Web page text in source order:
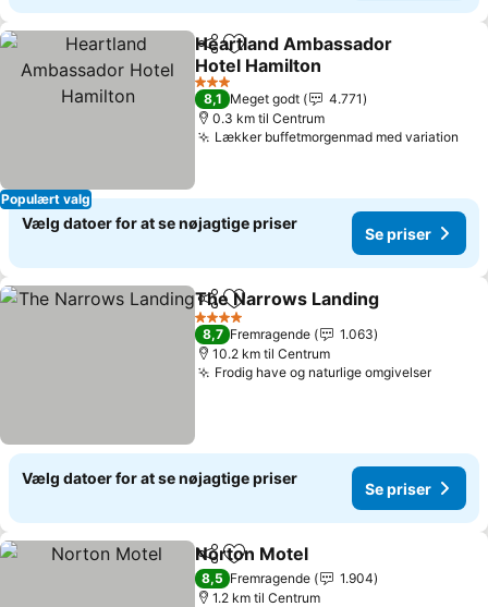
Populært valg
Del Føj til favoritter
Heartland Ambassador
Hotel Hamilton
3 Stjerner
8,1 Meget godt
4.771
0.3 km til Centrum
Lækker buffetmorgenmad med variation
Vælg datoer for at se nøjagtige priser
Se priser
Del Føj til favoritter
The Narrows Landing
4 Stjerner
8,7 Fremragende
1.063
10.2 km til Centrum
Frodig have og naturlige omgivelser
Vælg datoer for at se nøjagtige priser
Se priser
Del Føj til favoritter
Norton Motel
8,5 Fremragende
1.904
1.2 km til Centrum